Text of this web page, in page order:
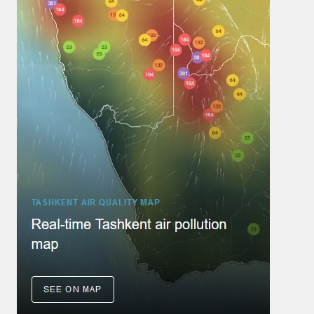
10 августа
Понедельник 26°
11 августа
Вторник 43° 27°
43° 30°